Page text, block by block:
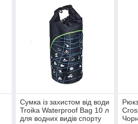
Сумка із захистом від води
Troika Waterproof Bag 10 л
для водних видів спорту